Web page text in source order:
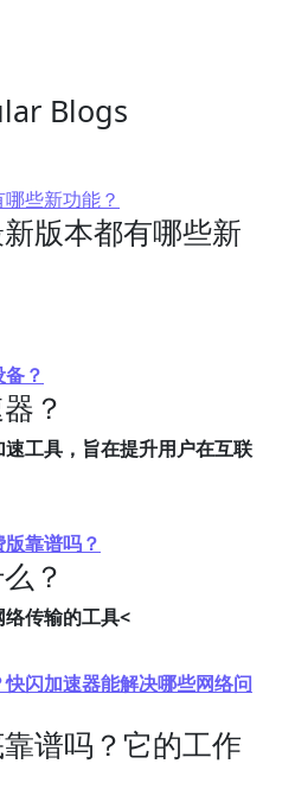
Blogs
些新功能？
版本都有哪些新
？
？
工具，旨在提升用户在互联
靠谱吗？
？
传输的工具<
闪加速器能解决哪些网络问
谱吗？它的工作